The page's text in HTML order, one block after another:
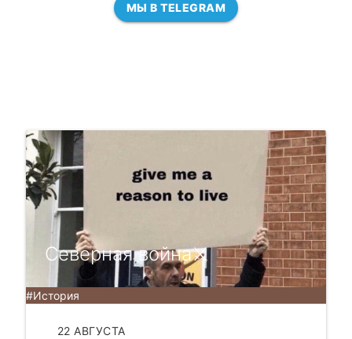
МЫ В TELEGRAM
Северная война⚔
#История
22 АВГУСТА